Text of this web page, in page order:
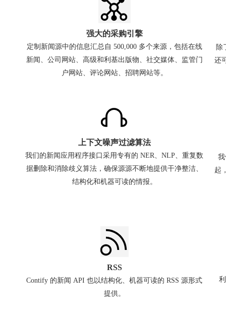
强大的采购引擎
定制新闻源中的信息汇总自 500,000 多个来源，包括在线
新闻、公司网站、高级和利基出版物、社交媒体、监管门
户网站、评论网站、招聘网站等。
除
还
上下文噪声过滤算法
我们的新闻应用程序接口采用专有的 NER、NLP、重复数
据删除和消除歧义算法，确保源源不断地提供干净整洁、
结构化和机器可读的情报。
起
RSS
Contify 的新闻 API 也以结构化、机器可读的 RSS 源形式
提供。